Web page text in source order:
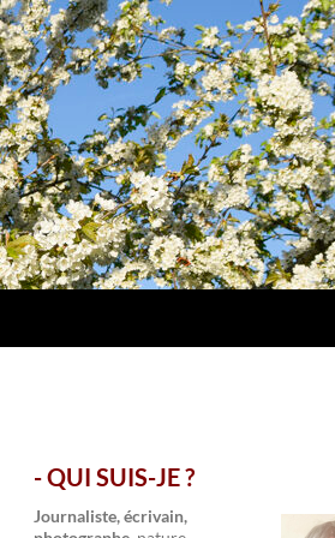
- QUI SUIS-JE ?
Journaliste, écrivain,